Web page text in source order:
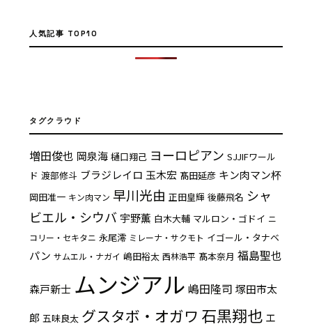
人気記事 TOP10
タグクラウド
増田俊也 岡泉海 樋口翔己 ヨーロピアン SJJIFワール
ド 渡部修斗 ブラジレイロ 玉木宏 髙田延彦 キン肉マン杯
岡田准一 キン肉マン 早川光由 正田皇輝 後藤飛名 シャ
ビエル・シウバ 宇野薫 白木大輔 マルロン・ゴドイ ニ
コリー・セキタニ 永尾澪 ミレーナ・サクモト イゴール・タナベ
パン サムエル・ナガイ 嶋田裕太 西林浩平 髙本奈月 福島聖也
森戸新士 ムンジアル 嶋田隆司 塚田市太
郎 五味良太 グスタボ・オガワ 石黒翔也 エ